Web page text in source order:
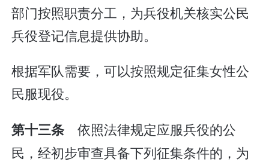
部门按照职责分工，为兵役机关核实公民
兵役登记信息提供协助。
根据军队需要，可以按照规定征集女性公
民服现役。
第十三条 依照法律规定应服兵役的公
民，经初步审查具备下列征集条件的，为